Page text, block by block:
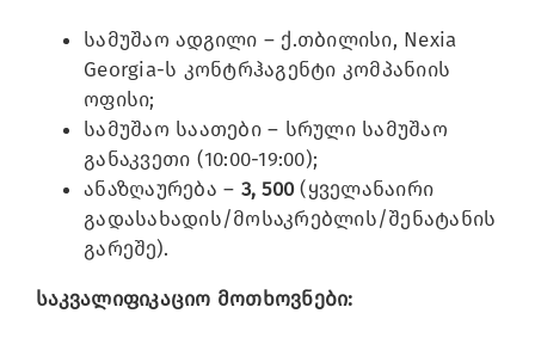
სამუშაო ადგილი – ქ.თბილისი, Nexia
Georgia-ს კონტრჰაგენტი კომპანიის
ოფისი;
სამუშაო საათები – სრული სამუშაო
განაკვეთი (10:00-19:00);
ანაზღაურება – 3, 500(ყველანაირი
გადასახადის/მოსაკრებლის/შენატანის
გარეშე).
საკვალიფიკაციო მოთხოვნები: